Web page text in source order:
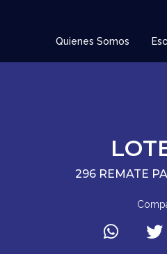
Quienes Somos
296 REMATE